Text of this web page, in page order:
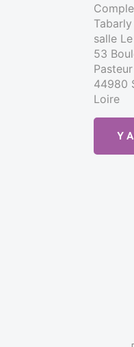
Tabarly
salle
53
Pasteur
44980
Loire
Y